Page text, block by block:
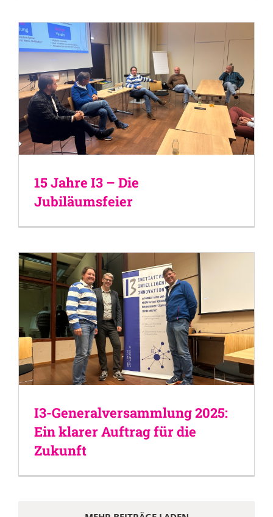
15 Jahre I3 – Die
Jubiläumsfeier
I3-Generalversammlung 2025:
Ein klarer Auftrag für die
Zukunft